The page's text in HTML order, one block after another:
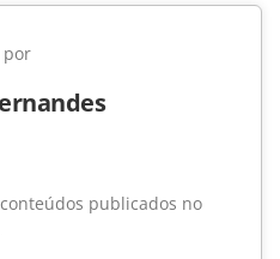
por
conteúdos publicados no